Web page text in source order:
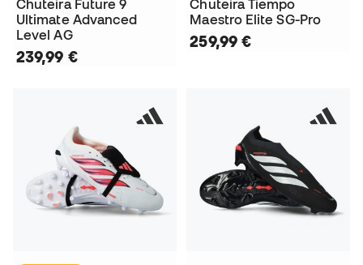
Chuteira Future 9
Ultimate Advanced
Level AG
239,99 €
Chuteira Tiempo
Maestro Elite SG-Pro
259,99 €